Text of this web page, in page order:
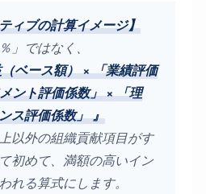
ィブの計算イメージ】
」ではなく、
ベース額） × 「業績評価
ント評価係数」 × 「理
ス評価係数」 』
以外の組織貢献項目がす
初めて、満額の高いイン
れる算式にします。